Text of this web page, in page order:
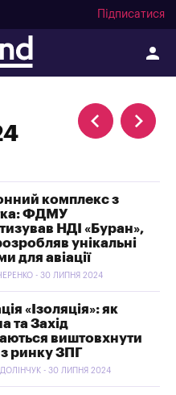
Підписатися
комплекс з
ФДМУ
НДІ «Буран»,
унікальні
для авіації
- 30 ЛИПНЯ 2024
«Ізоляція»: як
та Захід
виштовхнути
ринку ЗПГ
- 30 ЛИПНЯ 2024